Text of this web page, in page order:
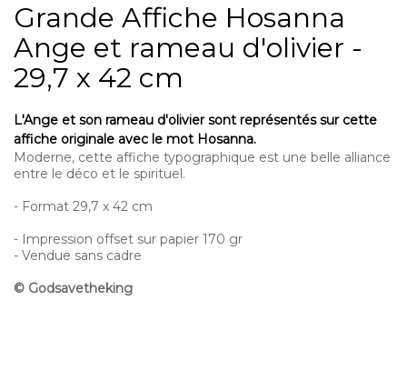
Grande Affiche Hosanna
Ange et rameau d'olivier -
29,7 x 42 cm
L'Ange et son rameau d'olivier sont représentés sur cette
affiche originale avec le mot Hosanna.
Moderne, cette affiche typographique est une belle alliance
entre le déco et le spirituel.
- Format 29,7 x 42 cm
- Impression offset sur papier 170 gr
- Vendue sans cadre
© Godsavetheking